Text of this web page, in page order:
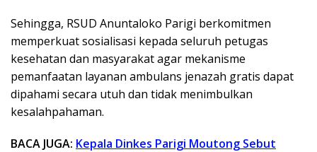
Sehingga, RSUD Anuntaloko Parigi berkomitmen
memperkuat sosialisasi kepada seluruh petugas
kesehatan dan masyarakat agar mekanisme
pemanfaatan layanan ambulans jenazah gratis dapat
dipahami secara utuh dan tidak menimbulkan
kesalahpahaman.
BACA JUGA: Kepala Dinkes Parigi Moutong Sebut